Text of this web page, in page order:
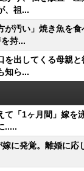
、祖...
が汚い」焼き魚を
持...
を出してくる母親
知ら...
て「1ヶ月間」嫁を
.....
に発覚。離婚に応